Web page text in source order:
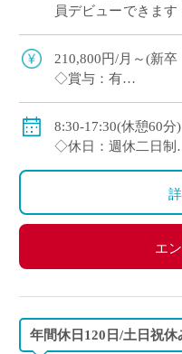
員デビューできま
曜日＋日曜、祝日
210,800円/月～(新
◇賞与：有
◇保険：私学共済、
8:30-17:30(休憩60分)
◇休日：週休二日制
日曜日、祝日、そ
エ
年間休日120日/土日祝